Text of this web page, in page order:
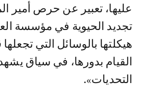
عليها، تعبير عن حرص أمير
تجديد الحيوية في مؤسسة
هيكلتها بالوسائل التي
القيام بدورها، في سياق
التحديات».